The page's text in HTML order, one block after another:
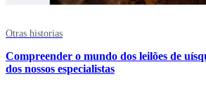
Otras historias
Compreender o mundo dos leilões de
dos nossos especialistas